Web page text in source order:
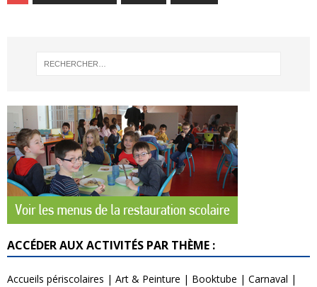
ACCÉDER AUX ACTIVITÉS PAR THÈME :
Accueils périscolaires | Art & Peinture | Booktube | Carnaval |